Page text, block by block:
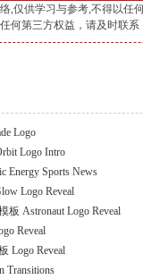
,仅供学习与参考,不得以任
第三方权益，请及时联系
Logo
Logo Intro
Energy Sports News
Logo Reveal
Astronaut Logo Reveal
Reveal
Logo Reveal
Transitions